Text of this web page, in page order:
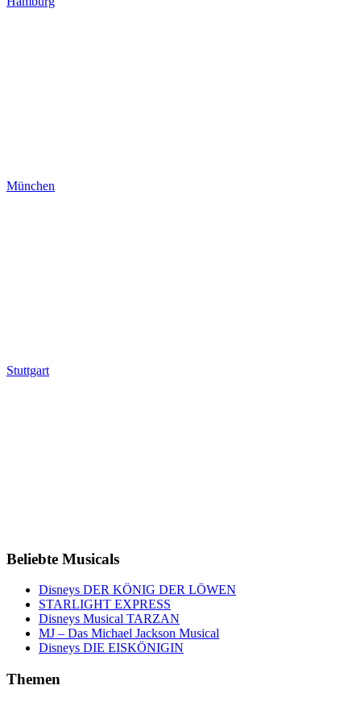
München
Stuttgart
Beliebte Musicals
Disneys DER KÖNIG DER LÖWEN
STARLIGHT EXPRESS
Disneys Musical TARZAN
MJ – Das Michael Jackson Musical
Disneys DIE EISKÖNIGIN
Themen